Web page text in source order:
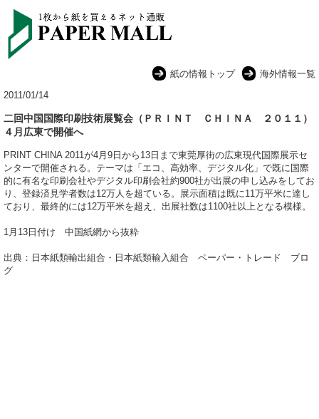
紙の情報トップ
海外情報一覧
2011/01/14
二回中国国際印刷技術展覧会（ＰＲＩＮＴ ＣＨＩＮＡ ２０１１）
４月広東で開催へ
PRINT CHINA 2011が4月9日から13日まで東莞厚街の広東現代国際展示セ
ンターで開催される。テーマは「エコ、高効率、デジタル化」で既に国際
的に有名な印刷会社やデジタル印刷会社約900社が出展の申し込みをしてお
り、登録済見学者数は12万人を超ている。展示面積は既に11万平米に達し
ており、最終的には12万平米を超え、出展社数は1100社以上となる模様。
1月13日付け 中国紙網から抜粋
出典：日本紙類輸出組合・日本紙類輸入組合 ペーパー・トレード ブロ
グ